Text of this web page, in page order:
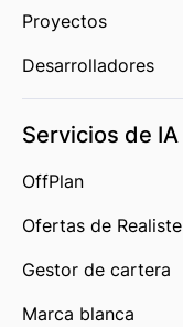
Proyectos
Desarrolladores
Servicios de IA
OffPlan
Ofertas de Realiste
Gestor de cartera
Marca blanca